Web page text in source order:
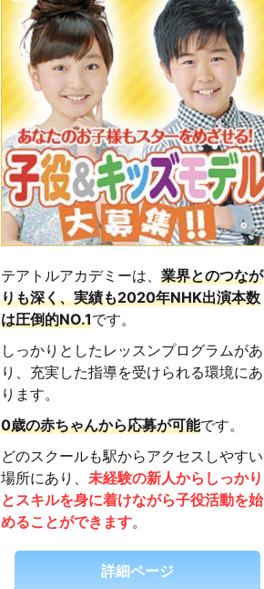
テアトルアカデミーは、 業界とのつなが
りも深く、実績も2020年NHK出演本数
は圧倒的NO.1です。
しっかりとしたレッスンプログラムがあ
り、充実した指導を受けられる環境にあ
ります。
0歳の赤ちゃんから応募が可能です。
どのスクールも駅からアクセスしやすい
場所にあり、 未経験の新人からしっかり
とスキルを身に着けながら子役活動を始
めることができます。
詳細ページ